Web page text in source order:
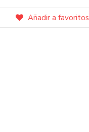
Añadir a favoritos